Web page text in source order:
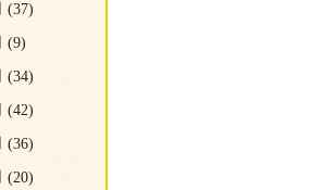
(37)
(9)
(34)
(42)
(36)
(20)